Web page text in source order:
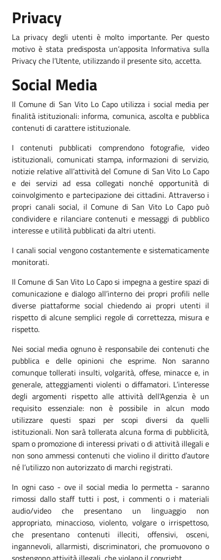
Privacy
La privacy degli utenti è molto importante. Per questo
motivo è stata predisposta un’apposita Informativa sulla
Privacy che l’Utente, utilizzando il presente sito, accetta.
Social Media
Il Comune di San Vito Lo Capo utilizza i social media per
finalità istituzionali: informa, comunica, ascolta e pubblica
contenuti di carattere istituzionale.
I contenuti pubblicati comprendono fotografie, video
istituzionali, comunicati stampa, informazioni di servizio,
notizie relative all’attività del Comune di San Vito Lo Capo
e dei servizi ad essa collegati nonché opportunità di
coinvolgimento e partecipazione dei cittadini. Attraverso i
propri canali social, il Comune di San Vito Lo Capo può
condividere e rilanciare contenuti e messaggi di pubblico
interesse e utilità pubblicati da altri utenti.
I canali social vengono costantemente e sistematicamente
monitorati.
Il Comune di San Vito Lo Capo si impegna a gestire spazi di
comunicazione e dialogo all’interno dei propri profili nelle
diverse piattaforme social chiedendo ai propri utenti il
rispetto di alcune semplici regole di correttezza, misura e
rispetto.
Nei social media ognuno è responsabile dei contenuti che
pubblica e delle opinioni che esprime. Non saranno
comunque tollerati insulti, volgarità, offese, minacce e, in
generale, atteggiamenti violenti o diffamatori. L’interesse
degli argomenti rispetto alle attività dell'Agenzia è un
requisito essenziale: non è possibile in alcun modo
utilizzare questi spazi per scopi diversi da quelli
istituzionali. Non sarà tollerata alcuna forma di pubblicità,
spam o promozione di interessi privati o di attività illegali e
non sono ammessi contenuti che violino il diritto d’autore
né l’utilizzo non autorizzato di marchi registrati.
In ogni caso - ove il social media lo permetta - saranno
rimossi dallo staff tutti i post, i commenti o i materiali
audio/video che presentano un linguaggio non
appropriato, minaccioso, violento, volgare o irrispettoso,
che presentano contenuti illeciti, offensivi, osceni,
ingannevoli, allarmisti, discriminatori, che promuovono o